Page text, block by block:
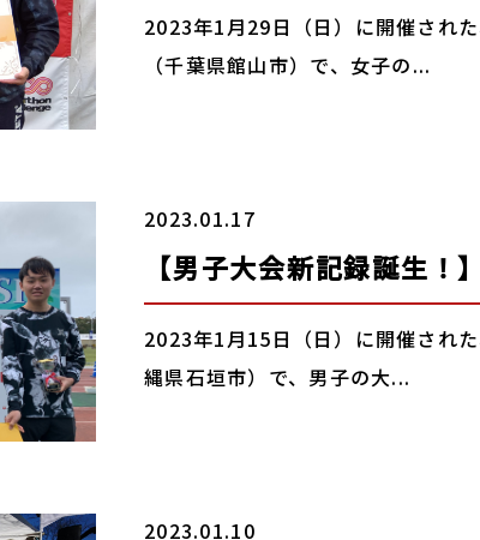
2023年1月29日（日）に開催され
（千葉県館山市）で、女子の...
2023.01.17
【男子大会新記録誕生
2023年1月15日（日）に開催され
縄県石垣市）で、男子の大...
2023.01.10